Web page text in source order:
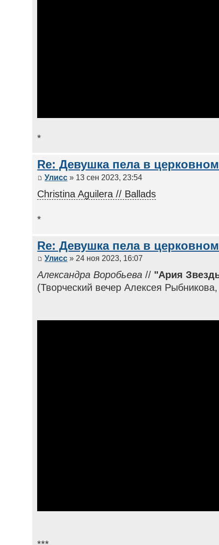
*
Re: Девушка пела в
Улисс » 13 сен 2023, 23:54
Christina Aguilera // Ballads
*
Re: Девушка пела в
Улисс » 24 ноя 2023, 16:07
Александра Воробьева // "Ария
(Творческий вечер Алексея